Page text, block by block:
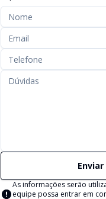
Enviar
As informações serão
equipe possa entrar em